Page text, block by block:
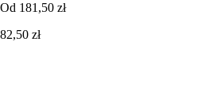
Od 181,50 zł
82,50 zł